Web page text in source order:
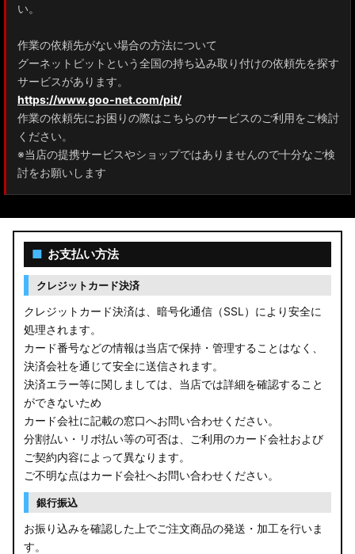
い。
作業の依頼先がない場合の方法について
グーネットピットという全国の持ち込み取り付けの依頼先を探す
サービスがあります。
https://www.goo-net.com/pit/
作業の依頼先にお困りの際はこちらのサービスのご利用をご検討
ください。
※当店の提携サービスやショップではありませんので十分なご検
討をお願いします
■ お支払い方法
クレジットカード決済
クレジットカード決済は、暗号化通信（SSL）により安全に
処理されます。
カード番号などの情報は当店で保持・管理することはなく、
決済会社を通じて安全に送信されます。
決済エラー等に関しましては、当店では詳細を確認すること
ができないため
カード会社に記載の窓口へお問い合わせください。
分割払い・リボ払い等の可否は、ご利用のカード会社および
ご契約内容によって異なります。
ご不明な点はカード会社へお問い合わせください。
銀行振込
お振り込みを確認した上でご注文商品の発送・加工を行いま
す。